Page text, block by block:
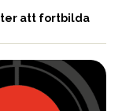
att fortbilda